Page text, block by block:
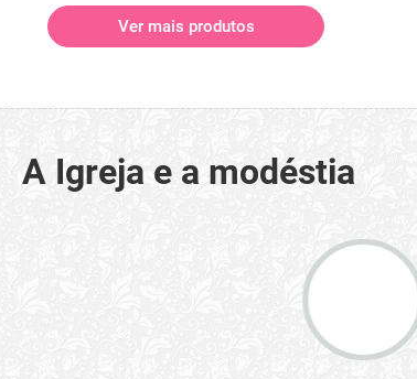
Ver mais produtos
A Igreja e a modéstia